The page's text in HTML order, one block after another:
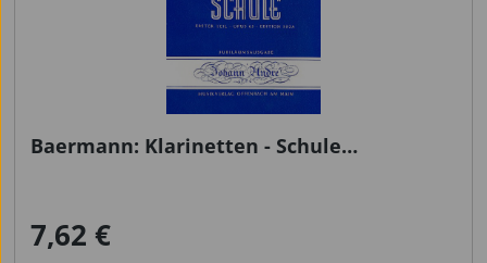
Baermann: Klarinetten - Schule
Regulärer Preis:
7,62 €